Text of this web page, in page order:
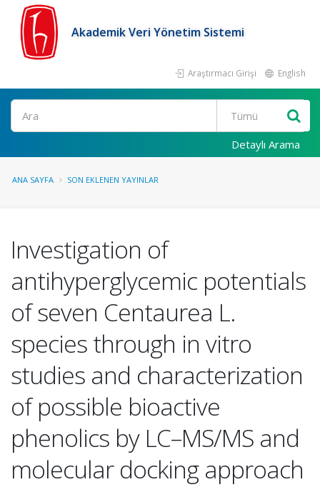
Akademik Veri Yönetim Sistemi
Araştırmacı Girişi English
Ara
Detaylı Arama
ANA SAYFA SON EKLENEN YAYINLAR
Investigation of
antihyperglycemic potentials
of seven Centaurea L.
species through in vitro
studies and characterization
of possible bioactive
phenolics by LC–MS/MS and
molecular docking approach